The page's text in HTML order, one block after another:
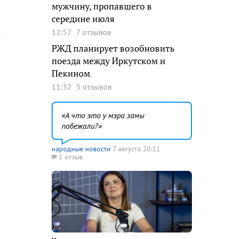
мужчину, пропавшего в
середине июля
12:57 7 отзывов
РЖД планирует возобновить
поезда между Иркутском и
Пекином
11:32 5 отзывов
А что это у мэра замы
побежали?
народные новости 7 августа 20:11
1 отзыв